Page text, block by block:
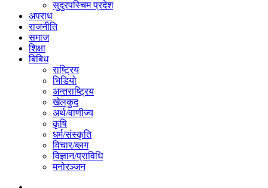
सुदुरपस्चिम प्रदेश
अपराध
राजनीति
समाज
शिक्षा
बिबिध
राष्ट्रिय
भिडियो
अन्तराष्ट्रिय
खेलकुद
अर्थ/वाणीज्य
कृषि
धर्म/संस्कृति
विचार/ब्लग
विज्ञान/प्राविधि
मनोरञ्जन